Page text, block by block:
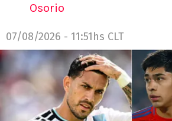
Osorio
07/08/2026 - 11:51hs CLT